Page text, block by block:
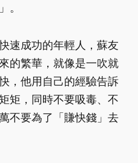
。
速成功的年輕人，蘇友
的繁華，就像是一吹就
，他用自己的經驗告訴
矩，同時不要吸毒、不
不要為了「賺快錢」去